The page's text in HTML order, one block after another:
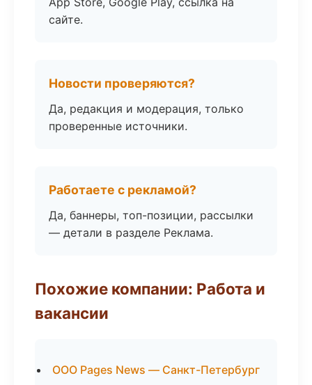
сайте.
Новости проверяются?
Да, редакция и модерация, только
проверенные источники.
Работаете с рекламой?
Да, баннеры, топ-позиции, рассылки
— детали в разделе Реклама.
Похожие компании: Работа и
вакансии
ООО Pages News — Санкт-Петербург